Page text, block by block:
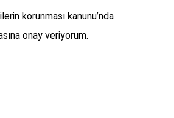
korunması kanunu’nda
onay veriyorum.